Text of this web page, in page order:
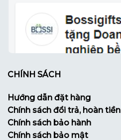
CHÍNH SÁCH
Hướng dẫn đặt hàng
Chính sách đổi trả, hoàn tiền
Chính sách bảo hành
Chính sách bảo mật